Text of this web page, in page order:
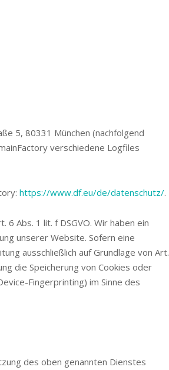
5, 80331 München (nachfolgend
verschiedene Logfiles
https://www.df.eu/de/datenschutz/.
Abs. 1 lit. f DSGVO. Wir haben ein
unserer Website. Sofern eine
ausschließlich auf Grundlage von Art.
die Speicherung von Cookies oder
Fingerprinting) im Sinne des
des oben genannten Dienstes